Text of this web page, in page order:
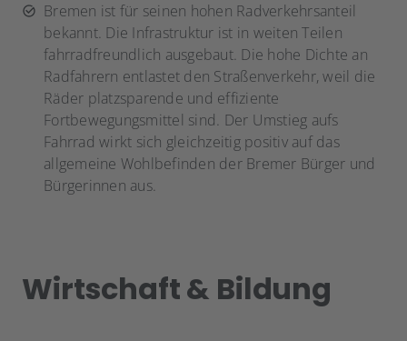
Bremen ist für seinen hohen Radverkehrsanteil
bekannt. Die Infrastruktur ist in weiten Teilen
fahrradfreundlich ausgebaut. Die hohe Dichte an
Radfahrern entlastet den Straßenverkehr, weil die
Räder platzsparende und effiziente
Fortbewegungsmittel sind. Der Umstieg aufs
Fahrrad wirkt sich gleichzeitig positiv auf das
allgemeine Wohlbefinden der Bremer Bürger und
Bürgerinnen aus.
Wirtschaft & Bildung